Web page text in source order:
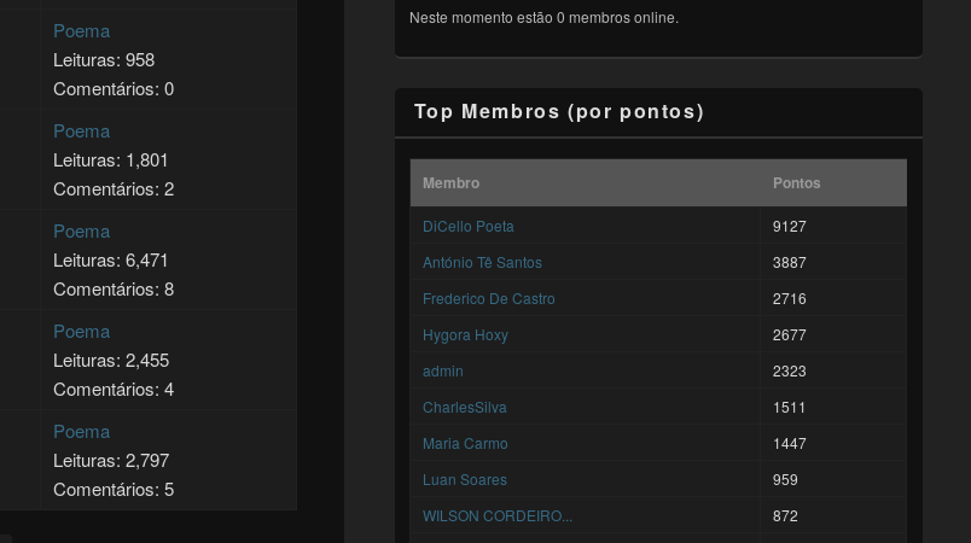
Poema
Leituras: 958
Comentários: 0
Poema
Leituras: 1,801
Comentários: 2
Poema
Leituras: 6,471
Comentários: 8
Poema
Leituras: 2,455
Comentários: 4
Poema
Leituras: 2,797
Comentários: 5
Neste momento estão 0 membros online.
Top Membros (por pontos)
Membro Pontos
DiCello Poeta
9127
António Tê Santos
3887
Frederico De Castro
2716
Hygora Hoxy
2677
admin
2323
CharlesSilva
1511
Maria Carmo
1447
Luan Soares
959
WILSON CORDEIRO...
872